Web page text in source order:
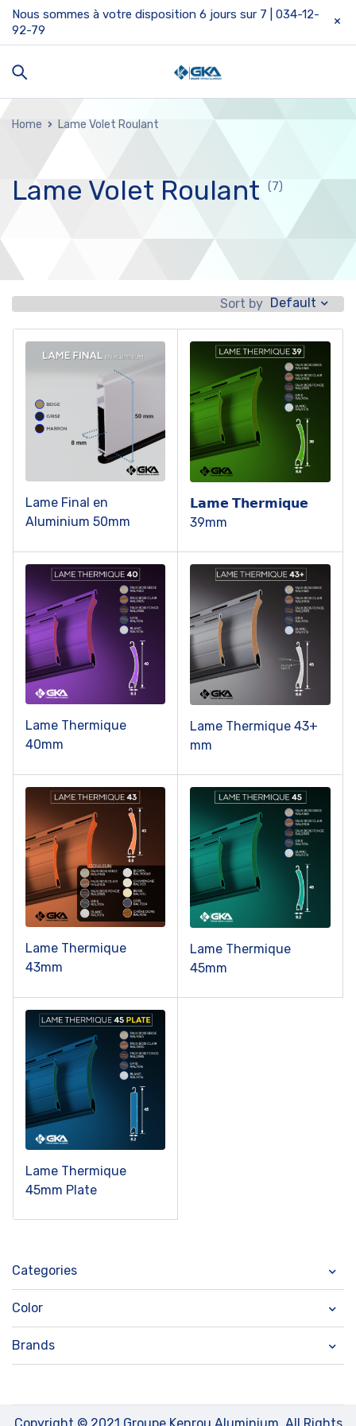
Nous sommes à votre disposition 6 jours sur 7 | 034-12-
92-79
Home Lame Volet Roulant
Lame Volet Roulant (7)
Categories
Color
Brands
Sort by Default
Lame Final en
Aluminium 50mm
𝗟𝗮𝗺𝗲 𝗧𝗵𝗲𝗿𝗺𝗶𝗾𝘂𝗲
39mm
Lame Thermique
40mm
Lame Thermique 43+
mm
Lame Thermique
43mm
Lame Thermique
45mm
Lame Thermique
45mm Plate